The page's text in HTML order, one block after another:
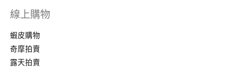
線上購物
蝦皮購物
奇摩拍賣
露天拍賣